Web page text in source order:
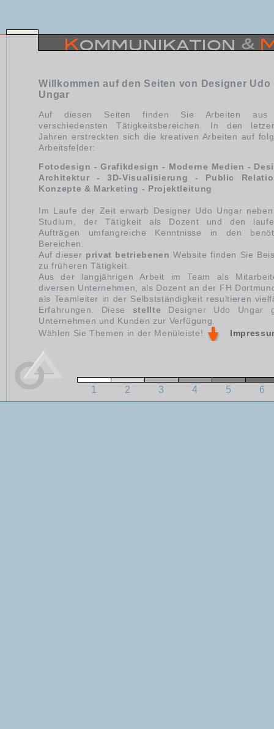
Willkommen auf den Seiten von Designer Udo
Ungar
Auf diesen Seiten finden Sie Arbeiten aus
verschiedensten Tätigkeitsbereichen. In den
Jahren erstreckten sich die kreativen Arbeiten auf
Arbeitsfelder:
Fotodesign - Grafikdesign - Moderne Medien -
Architektur - 3D-Visualisierung - Public
Konzepte & Marketing - Projektleitung
Im Laufe der Zeit erwarb Designer Udo Ungar
Studium, der Tätigkeit als Dozent und den
Aufträgen umfangreiche Kenntnisse in den
Bereichen.
Auf dieser privat betriebenen Website finden Sie
zu früheren Tätigkeit.
Aus der langjährigen Arbeit im Team als
diversen Unternehmen, als Dozent an der FH
als Teamleiter in der Selbstständigkeit resultieren
Erfahrungen. Diese stellte Designer Udo Ungar
Unternehmen und Kunden zur Verfügung.
Wählen Sie Themen in der Menüleiste!
1 2 3 4 5 6